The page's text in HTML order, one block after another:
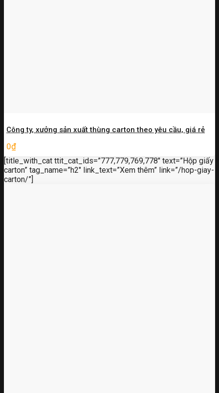
Công ty, xưởng sản xuất thùng carton theo yêu cầu, giá rẻ
0₫
[title_with_cat ttit_cat_ids=”777,779,769,778″ text=”Hộp giấy
carton” tag_name=”h2″ link_text=”Xem thêm” link=”/hop-giay-
carton/”]